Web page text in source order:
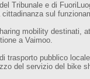
Tribunale e di
sul
mobility destinati,
a Vaimoo.
trasporto pubblico
del servizio del bike